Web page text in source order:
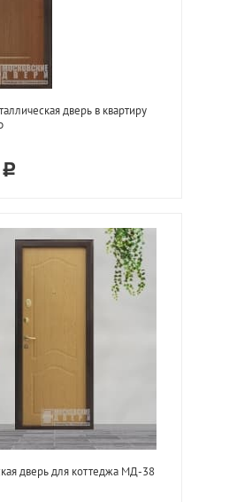
дверь в квартиру
дверь для коттеджа МД-38